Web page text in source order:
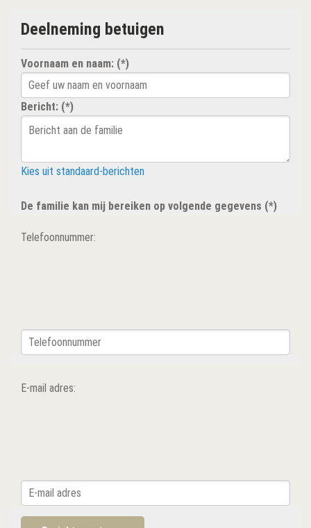
Deelneming betuigen
Voornaam en naam: (*)
Bericht: (*)
Kies uit standaard-berichten
De familie kan mij bereiken op volgende gegevens (*)
Telefoonnummer:
E-mail adres: